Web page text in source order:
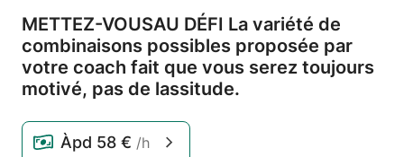
METTEZ-VOUSAU DÉFI La variété de
combinaisons possibles proposée par
votre coach fait que vous serez toujours
motivé, pas de lassitude.
Àpd 58 € /h